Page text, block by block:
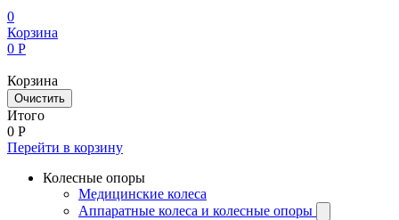
0
Корзина
0 Р
Корзина
Очистить
Итого
0 Р
Перейти в корзину
Колесные опоры
Медицинские колеса
Аппаратные колеса и колесные опоры